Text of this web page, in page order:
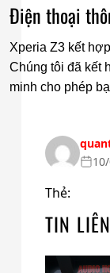
Điện thoại
Xperia Z3 kết
Chúng tôi đã kết
minh cho phép
Thẻ:
TIN